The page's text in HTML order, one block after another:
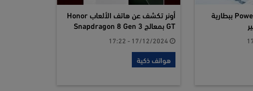
أونر تعلن عن هاتف Power ببطارية
أونر تكشف عن هاتف الألعاب Honor
GT بمعالج Snapdragon 8 Gen 3
هواتف ذكية